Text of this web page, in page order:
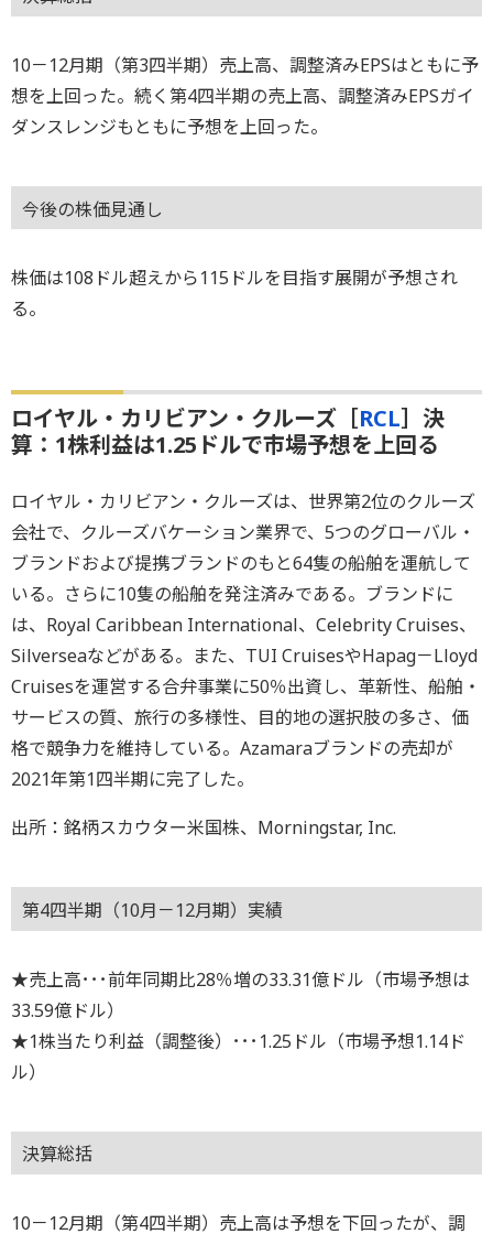
10－12月期（第3四半期）売上高、調整済みEPSはともに予
想を上回った。続く第4四半期の売上高、調整済みEPSガイ
ダンスレンジもともに予想を上回った。
今後の株価見通し
株価は108ドル超えから115ドルを目指す展開が予想され
る。
ロイヤル・カリビアン・クルーズ［RCL］決
算：1株利益は1.25ドルで市場予想を上回る
ロイヤル・カリビアン・クルーズは、世界第2位のクルーズ
会社で、クルーズバケーション業界で、5つのグローバル・
ブランドおよび提携ブランドのもと64隻の船舶を運航して
いる。さらに10隻の船舶を発注済みである。ブランドに
は、Royal Caribbean International、Celebrity Cruises、
Silverseaなどがある。また、TUI CruisesやHapag－Lloyd
Cruisesを運営する合弁事業に50％出資し、革新性、船舶・
サービスの質、旅行の多様性、目的地の選択肢の多さ、価
格で競争力を維持している。Azamaraブランドの売却が
2021年第1四半期に完了した。
出所：銘柄スカウター米国株、Morningstar, Inc.
第4四半期（10月－12月期）実績
★売上高･･･前年同期比28％増の33.31億ドル（市場予想は
33.59億ドル）
★1株当たり利益（調整後）･･･1.25ドル（市場予想1.14ド
ル）
決算総括
10－12月期（第4四半期）売上高は予想を下回ったが、調